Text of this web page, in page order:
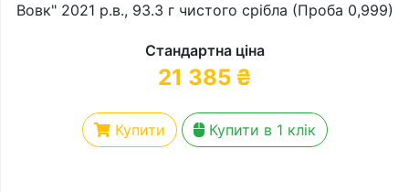
Вовк" 2021 р.в., 93.3 г чистого срібла (Проба 0,999)
Стандартна ціна
21 385 ₴
Купити Купити в 1 клік